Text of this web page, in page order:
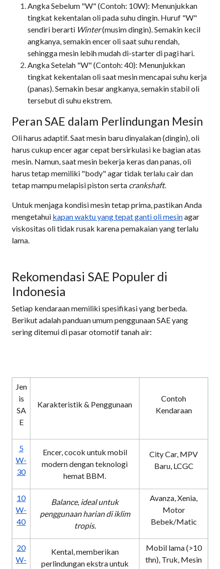
Angka Sebelum "W" (Contoh: 10W): Menunjukkan
tingkat kekentalan oli pada suhu dingin. Huruf "W"
sendiri berarti Winter(musim dingin). Semakin kecil
angkanya, semakin encer oli saat suhu rendah,
sehingga mesin lebih mudah di-starter di pagi hari.
Angka Setelah "W" (Contoh: 40): Menunjukkan
tingkat kekentalan oli saat mesin mencapai suhu kerja
(panas). Semakin besar angkanya, semakin stabil oli
tersebut di suhu ekstrem.
Peran SAE dalam Perlindungan Mesin
Oli harus adaptif. Saat mesin baru dinyalakan (dingin), oli
harus cukup encer agar cepat bersirkulasi ke bagian atas
mesin. Namun, saat mesin bekerja keras dan panas, oli
harus tetap memiliki "body" agar tidak terlalu cair dan
tetap mampu melapisi piston serta crankshaft.
Untuk menjaga kondisi mesin tetap prima, pastikan Anda
mengetahui kapan waktu yang tepat ganti oli mesinagar
viskositas oli tidak rusak karena pemakaian yang terlalu
lama.
Rekomendasi SAE Populer di
Indonesia
Setiap kendaraan memiliki spesifikasi yang berbeda.
Berikut adalah panduan umum penggunaan SAE yang
sering ditemui di pasar otomotif tanah air:
Jen
is
SA
E
Karakteristik & Penggunaan
Contoh
Kendaraan
5
W-
30
Encer, cocok untuk mobil
modern dengan teknologi
hemat BBM.
City Car, MPV
Baru, LCGC
10
W-
40
Balance, ideal untuk
penggunaan harian di iklim
tropis.
Avanza, Xenia,
Motor
Bebek/Matic
20
W-
Kental, memberikan
perlindungan ekstra untuk
Mobil lama (>10
thn), Truk, Mesin